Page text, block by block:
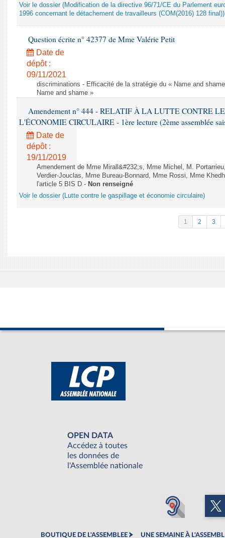
Voir le dossier (Modification de la directive 96/71/CE du Parlement
1996 concernant le détachement de travailleurs (COM(2016) 128 final))
Question écrite n° 42377 de Mme Valérie Petit
Date de
dépôt :
09/11/2021
discriminations - Efficacité de la stratégie du « Name and
Name and shame »
Amendement n° 444 - RELATIF À LA LUTTE CONTRE
L'ÉCONOMIE CIRCULAIRE - 1ère lecture (2ème assemblée
Date de
dépôt :
19/11/2019
Amendement de Mme Mirall&#232;s, Mme Michel, M.
Verdier-Jouclas, Mme Bureau-Bonnard, Mme Rossi, Mme
l'article 5 BIS D - Non renseigné
Voir le dossier (Lutte contre le gaspillage et économie circulaire)
1 2 3
OPEN DATA
Accédez à toutes
les données de
l'Assemblée nationale
BOUTIQUE DE L'ASSEMBLEE UNE SEMAINE À